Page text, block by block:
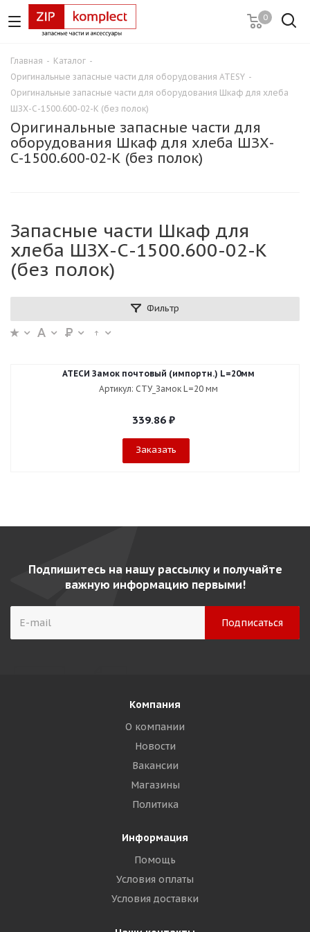
0
Главная - Каталог -
Оригинальные запасные части для оборудования ATESY -
Оригинальные запасные части для оборудования Шкаф для хлеба
ШЗХ-С-1500.600-02-К (без полок)
Оригинальные запасные части для
оборудования Шкаф для хлеба ШЗХ-
С-1500.600-02-К (без полок)
Запасные части Шкаф для
хлеба ШЗХ-С-1500.600-02-К
(без полок)
Фильтр
АТЕСИ Замок почтовый (импортн.) L=20мм
Артикул: СТУ_Замок L=20 мм
339.86₽
Заказать
Подпишитесь на нашу рассылку и получайте
важную информацию первыми!
Компания
О компании
Новости
Вакансии
Магазины
Политика
Информация
Помощь
Условия оплаты
Условия доставки